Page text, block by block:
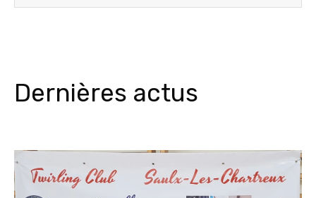
Dernières actus